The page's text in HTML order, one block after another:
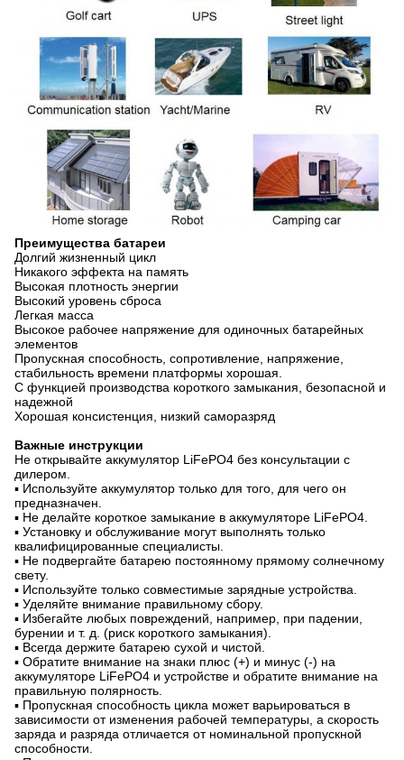
Преимущества батареи
Долгий жизненный цикл
Никакого эффекта на память
Высокая плотность энергии
Высокий уровень сброса
Легкая масса
Высокое рабочее напряжение для одиночных батарейных
элементов
Пропускная способность, сопротивление, напряжение,
стабильность времени платформы хорошая.
С функцией производства короткого замыкания, безопасной и
надежной
Хорошая консистенция, низкий саморазряд
Важные инструкции
Не открывайте аккумулятор LiFePO4 без консультации с
дилером.
▪ Используйте аккумулятор только для того, для чего он
предназначен.
▪ Не делайте короткое замыкание в аккумуляторе LiFePO4.
▪ Установку и обслуживание могут выполнять только
квалифицированные специалисты.
▪ Не подвергайте батарею постоянному прямому солнечному
свету.
▪ Используйте только совместимые зарядные устройства.
▪ Уделяйте внимание правильному сбору.
▪ Избегайте любых повреждений, например, при падении,
бурении и т. д. (риск короткого замыкания).
▪ Всегда держите батарею сухой и чистой.
▪ Обратите внимание на знаки плюс (+) и минус (-) на
аккумуляторе LiFePO4 и устройстве и обратите внимание на
правильную полярность.
▪ Пропускная способность цикла может варьироваться в
зависимости от изменения рабочей температуры, а скорость
заряда и разряда отличается от номинальной пропускной
способности.